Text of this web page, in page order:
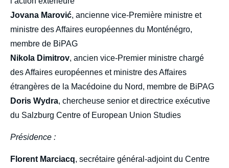
Jovana Marović, ancienne vice-Première ministre et
ministre des Affaires européennes du Monténégro,
membre de BiPAG
Nikola Dimitrov, ancien vice-Premier ministre chargé
des Affaires européennes et ministre des Affaires
étrangères de la Macédoine du Nord, membre de BiPAG
Doris Wydra, chercheuse senior et directrice exécutive
du Salzburg Centre of European Union Studies
Présidence :
Florent Marciacq, secrétaire général-adjoint du Centre